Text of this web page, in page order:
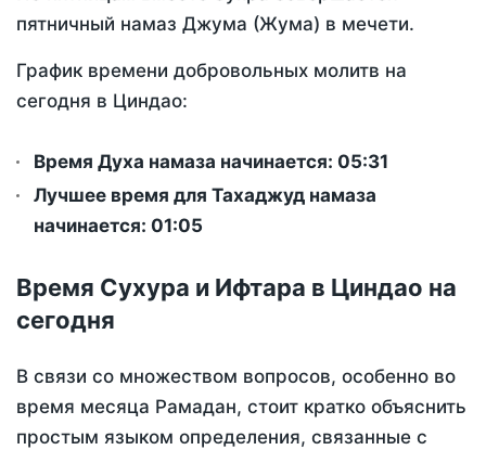
пятничный намаз Джума (Жума) в мечети.
График времени добровольных молитв на
сегодня в Циндао:
Время Духа намаза начинается: 05:31
Лучшее время для Тахаджуд намаза
начинается: 01:05
Время Сухура и Ифтара в Циндао на
сегодня
В связи со множеством вопросов, особенно во
время месяца Рамадан, стоит кратко объяснить
простым языком определения, связанные с